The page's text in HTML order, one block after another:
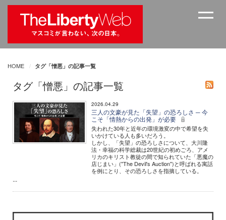
HOME タグ「憎悪」の記事一覧
タグ「憎悪」の記事一覧
2026.04.29
三人の文豪が見た「失望」の恐ろしさ ─ 今
こそ「情熱からの出発」が必要
失われた30年と近年の環境激変の中で希望を失
いかけている人も多いだろう。
しかし、「失望」の恐ろしさについて、大川隆
法・幸福の科学総裁は20世紀の初めごろ、アメ
リカのキリスト教徒の間で知られていた「悪魔の
店じまい」("The Devil's Auction")と呼ばれる寓話
を例にとり、その恐ろしさを指摘している。
...